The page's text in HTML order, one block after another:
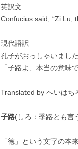
英訳文
Confucius said, “Zi Lu,
現代語訳
孔子がおっしゃいました
「子路よ、本当の意味
Translated by へいはち
子路(しろ：季路とも言
「徳」という文字の本